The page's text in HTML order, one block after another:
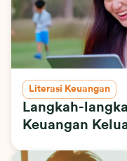
Literasi Keuangan
Langkah-
Keuangan